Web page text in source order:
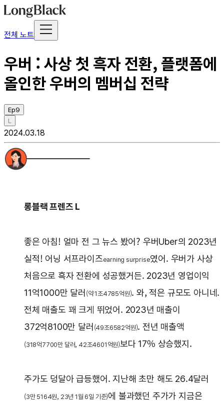
전체 노트
우버 : 사상 첫 흑자 전환, 플랫폼에
올인한 우버의 멤버십 전략
Ep9
L
2024.03.18
롱블랙 프렌즈 L
좋은 아침! 얼마 전 그 뉴스 봤어? 우버Uber의 2023년
실적! 어닝 서프라이즈earning surprise였어. 우버가 사상
처음으로 흑자 전환에 성공했거든. 2023년 영업이익
11억1000만 달러 (약 1조4785억원). 와, 적은 규모도 아니네.
전체 매출도 꽤 크게 뛰었어. 2023년 매출이
372억8100만 달러 (49조6582억원). 전년 매출액
(318억7700만 달러, 42조4601억원)보다 17% 상승했지.
주가도 덩달아 급등했어. 지난해 초만 해도 26.4달러
(3만 5164원, 23년 1월 6일 기준)에 불과했던 주가가 지금은